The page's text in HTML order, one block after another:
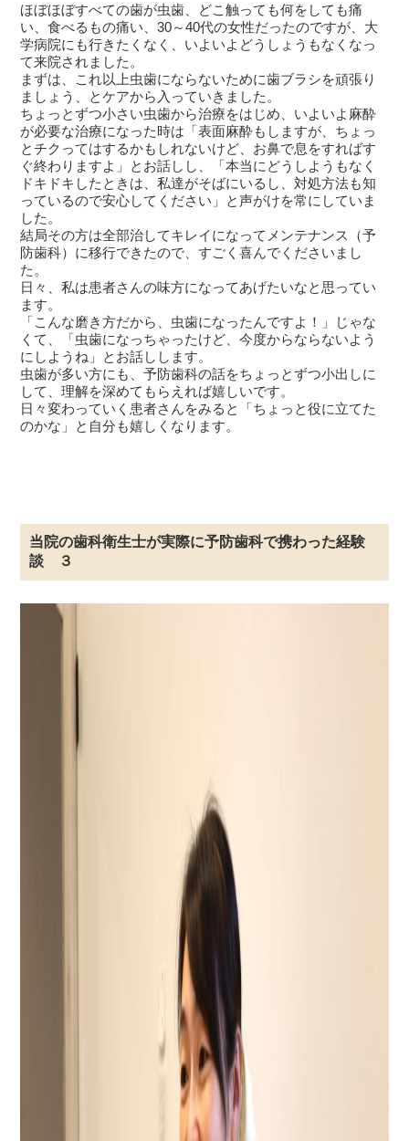
ほぼほぼすべての歯が虫歯、どこ触っても何をしても痛
い、食べるもの痛い、30～40代の女性だったのですが、大
学病院にも行きたくなく、いよいよどうしょうもなくなっ
て来院されました。
まずは、これ以上虫歯にならないために歯ブラシを頑張り
ましょう、とケアから入っていきました。
ちょっとずつ小さい虫歯から治療をはじめ、いよいよ麻酔
が必要な治療になった時は「表面麻酔もしますが、ちょっ
とチクってはするかもしれないけど、お鼻で息をすればす
ぐ終わりますよ」とお話しし、「本当にどうしようもなく
ドキドキしたときは、私達がそばにいるし、対処方法も知
っているので安心してください」と声がけを常にしていま
した。
結局その方は全部治してキレイになってメンテナンス（予
防歯科）に移行できたので、すごく喜んでくださいまし
た。
日々、私は患者さんの味方になってあげたいなと思ってい
ます。
「こんな磨き方だから、虫歯になったんですよ！」じゃな
くて、「虫歯になっちゃったけど、今度からならないよう
にしようね」とお話しします。
虫歯が多い方にも、予防歯科の話をちょっとずつ小出しに
して、理解を深めてもらえれば嬉しいです。
日々変わっていく患者さんをみると「ちょっと役に立てた
のかな」と自分も嬉しくなります。
当院の歯科衛生士が実際に予防歯科で携わった経験
談 ３